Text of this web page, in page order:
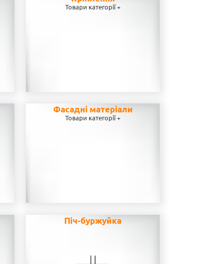
Товари категорії +
Фасадні матеріали
Товари категорії +
Піч-буржуйка